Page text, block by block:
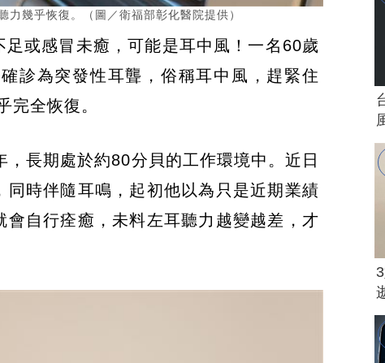
幾乎恢復。（圖／衛福部彰化醫院提供）
或感冒未癒，可能是耳中風！一名60歲
診為突發性耳聾，俗稱耳中風，趕緊住
完全恢復。
長期處於約80分貝的工作環境中。近日
時伴隨耳鳴，起初他以為只是近期業績
自行痊癒，未料左耳聽力越變越差，才